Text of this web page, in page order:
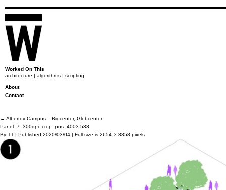
Worked On This
architecture | algorithms | scripting
About
Contact
← Albertov Campus – Biocenter, Globcenter
Panel_7_300dpi_crop_pos_4003-538
By TT | Published 2020/03/04 | Full size is 2654 × 8858 pixels